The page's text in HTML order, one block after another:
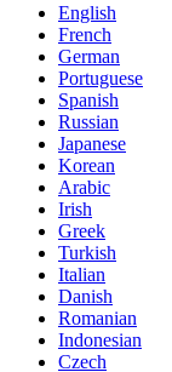
English
French
German
Portuguese
Spanish
Russian
Japanese
Korean
Arabic
Irish
Greek
Turkish
Italian
Danish
Romanian
Indonesian
Czech